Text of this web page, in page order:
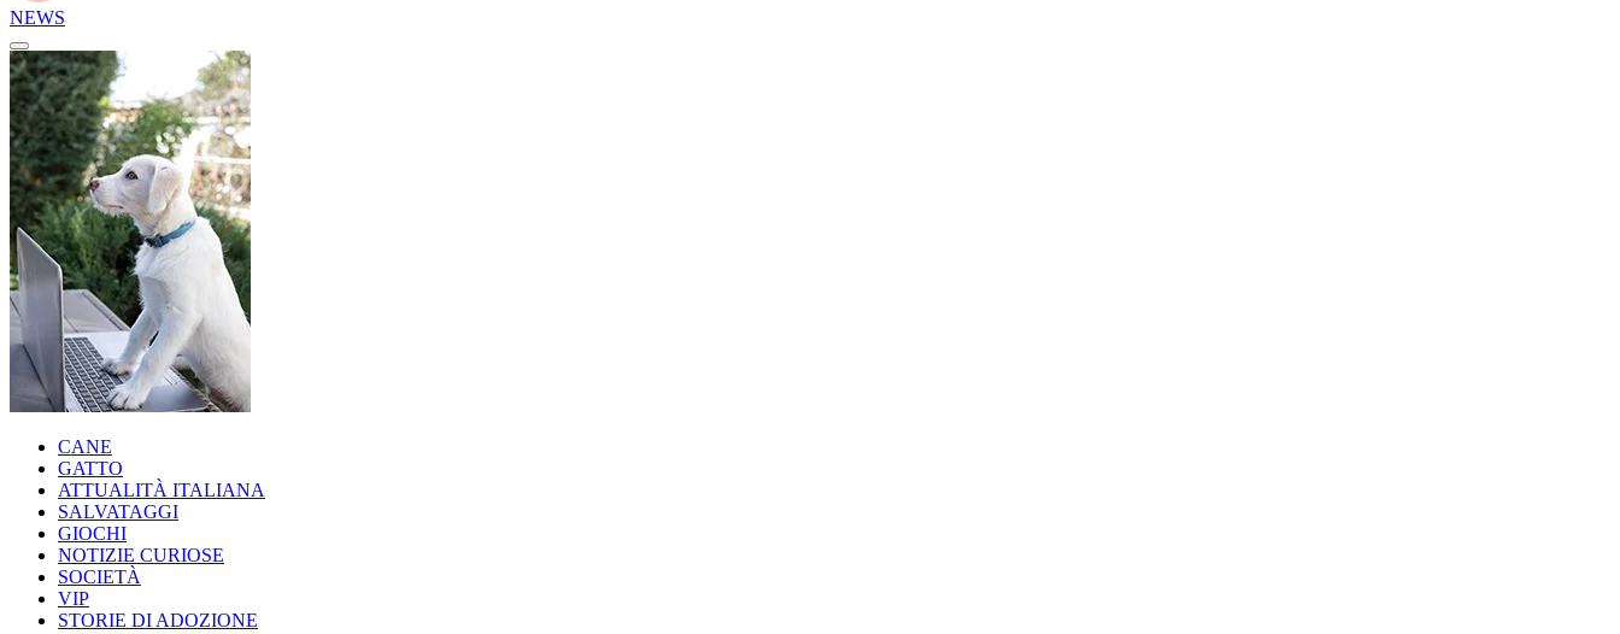
NEWS
CANE
GATTO
ATTUALITÀ ITALIANA
SALVATAGGI
GIOCHI
NOTIZIE CURIOSE
SOCIETÀ
VIP
STORIE DI ADOZIONE